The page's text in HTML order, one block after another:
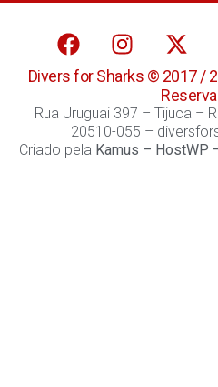
Divers for Sharks © 2017 /
Rua Uruguai 397 – Tijuca –
20510-055 –
Criado pela Kamus – HostWP